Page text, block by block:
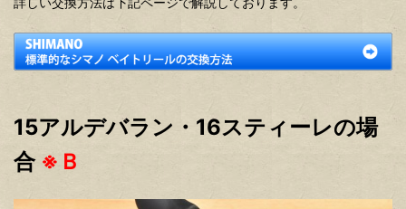
15アルデバラン・16スティーレの場
合 ※Ｂ